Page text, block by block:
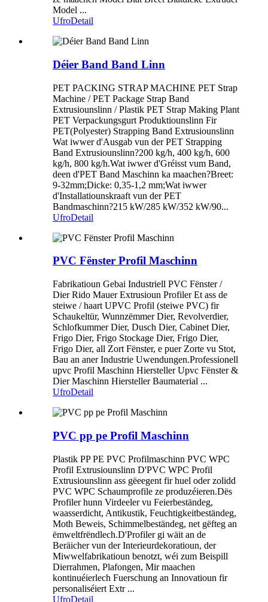
Model ...
UfroDetail
Déier Band Band Linn
PET PACKING STRAP MACHINE PET Strap
Machine / PET Package Strap Band
Extrusiounslinn / Plastik PET Strap Making Plant
PET Verpackungsgurt Produktiounslinn Fir
PET(Polyester) Strapping Band Extrusiounslinn
Wat iwwer d'Ausgab vun der PET Strapping
Band Extrusiounslinn?200 kg/h, 400 kg/h, 600
kg/h, 800 kg/h.Wat iwwer d'Gréisst vum Band,
deen d'PET Band Maschinn ka maachen?Breet:
9-32mm;Dicke: 0,35-1,2 mm;Wat iwwer
d'Installatiounskraaft vun der PET
Bandmaschinn?215 kW/285 kW/352 kW/90...
UfroDetail
PVC Fënster Profil Maschinn
Fabrikatioun Gebai Industriell PVC Fënster /
Dier Rido Mauer Extrusioun Profiler Et ass de
steiwe / haart UPVC Profil (steiwe PVC) fir
Schaukeltür, Wunnzëmmer Dier, Revolverdier,
Schlofkummer Dier, Dusch Dier, Cabinet Dier,
Frigo Dier, Frigo Stockage Dier, Frigo Dier,
Frigo Dier, all Zort Fënster, e puer Zorte vu Stot,
Bau an aner Industrie Uwendungen.Professionell
upvc Profil Maschinn Hiersteller Upvc Fënster &
Dier Maschinn Hiersteller Baumaterial ...
UfroDetail
PVC pp pe Profil Maschinn
Plastik PP PE PVC Profilmaschinn PVC WPC
Profil Extrusiounslinn D'PVC WPC Profil
Extrusiounslinn ass gëeegent fir huel oder zolidd
PVC WPC Schaumprofile ze produzéieren.Dës
Profiler hunn Virdeeler vu Feierbeständeg,
waasserdicht, Antikustik, Feuchtigkeitbeständeg,
Moth Beweis, Schimmelbeständeg, net gëfteg an
ëmweltfrëndlech.D'Profiler gi wäit an de
Beräicher vun der Interieurdekoratioun, der
Miwwelfabrikatioun benotzt, wéi zum Beispill
Dierrahmen, Plafongen, Mir maachen
kontinuéierlech Fuerschung an Innovatioun fir
personaliséiert Extr ...
UfroDetail